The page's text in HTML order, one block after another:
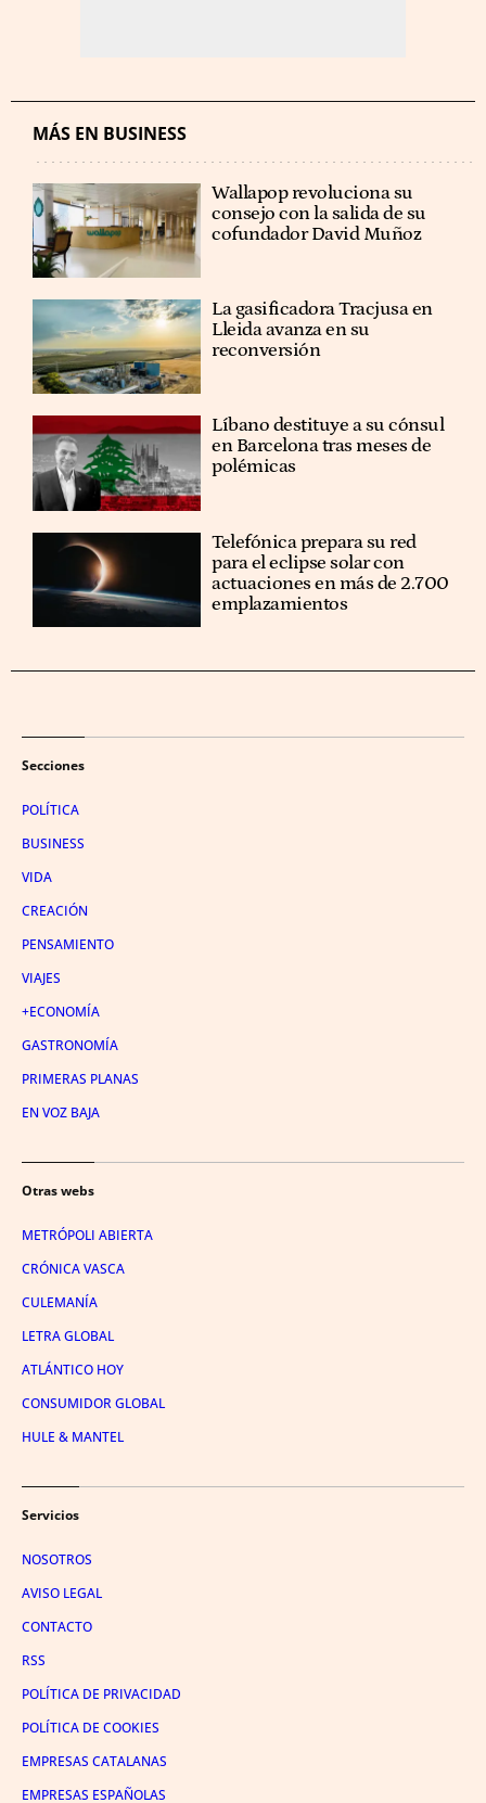
MÁS EN BUSINESS
Wallapop revoluciona su
consejo con la salida de su
cofundador David Muñoz
La gasificadora Tracjusa en
Lleida avanza en su
reconversión
Líbano destituye a su cónsul
en Barcelona tras meses de
polémicas
Telefónica prepara su red
para el eclipse solar con
actuaciones en más de 2.700
emplazamientos
Secciones
POLÍTICA
BUSINESS
VIDA
CREACIÓN
PENSAMIENTO
VIAJES
+ECONOMÍA
GASTRONOMÍA
PRIMERAS PLANAS
EN VOZ BAJA
Otras webs
METRÓPOLI ABIERTA
CRÓNICA VASCA
CULEMANÍA
LETRA GLOBAL
ATLÁNTICO HOY
CONSUMIDOR GLOBAL
HULE & MANTEL
Servicios
NOSOTROS
AVISO LEGAL
CONTACTO
RSS
POLÍTICA DE PRIVACIDAD
POLÍTICA DE COOKIES
EMPRESAS CATALANAS
EMPRESAS ESPAÑOLAS